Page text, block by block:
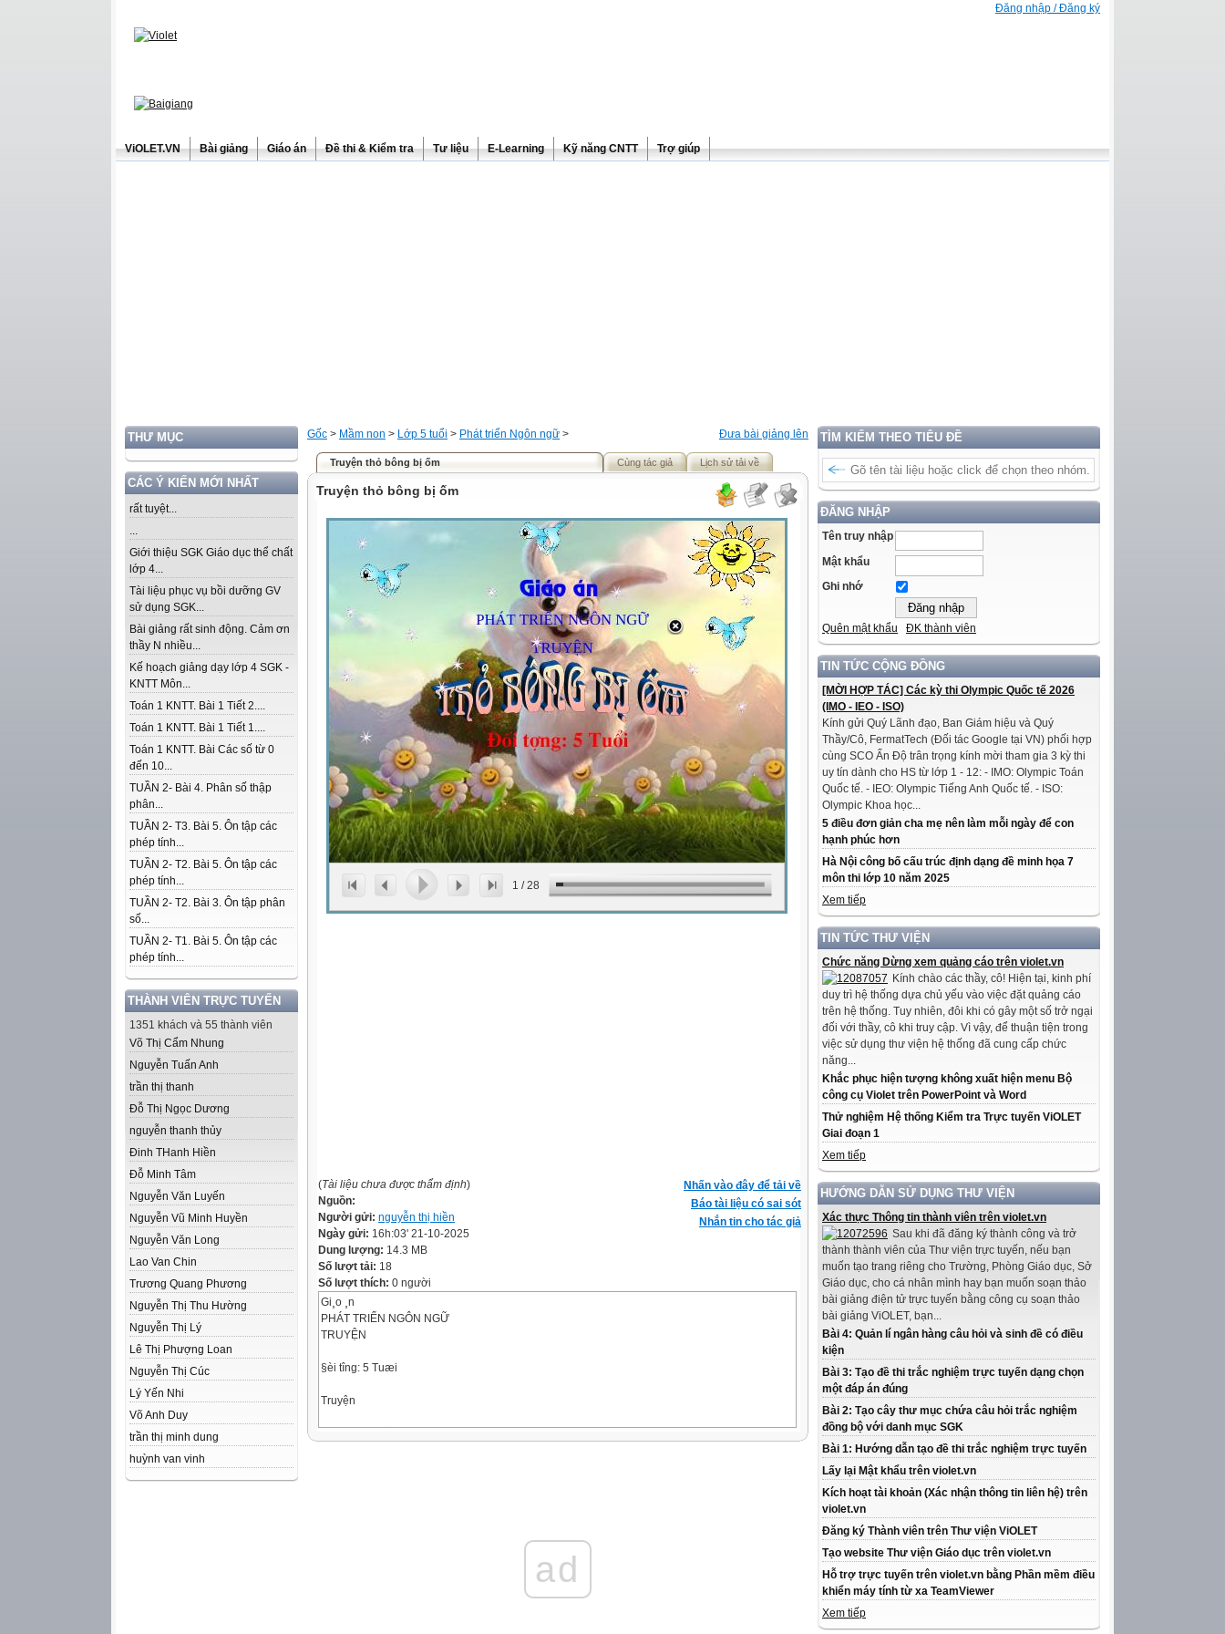
Đăng nhập / Đăng ký
ViOLET.VN Bài giảng Giáo án Đề thi & Kiểm tra Tư liệu E-Learning Kỹ năng CNTT Trợ giúp
THƯ MỤC
CÁC Ý KIẾN MỚI NHẤT
rất tuyệt...
...
Giới thiệu SGK Giáo dục thể chất
lớp 4...
Tài liệu phục vụ bồi dưỡng GV
sử dụng SGK...
Bài giảng rất sinh động. Cảm ơn
thầy N nhiều...
Kế hoạch giảng dạy lớp 4 SGK -
KNTT Môn...
Toán 1 KNTT. Bài 1 Tiết 2....
Toán 1 KNTT. Bài 1 Tiết 1....
Toán 1 KNTT. Bài Các số từ 0
đến 10...
TUẦN 2- Bài 4. Phân số thập
phân...
TUẦN 2- T3. Bài 5. Ôn tập các
phép tính...
TUẦN 2- T2. Bài 5. Ôn tập các
phép tính...
TUẦN 2- T2. Bài 3. Ôn tập phân
số...
TUẦN 2- T1. Bài 5. Ôn tập các
phép tính...
THÀNH VIÊN TRỰC TUYẾN
1351 khách và 55 thành viên
Võ Thị Cẩm Nhung
Nguyễn Tuấn Anh
trần thị thanh
Đỗ Thị Ngọc Dương
nguyễn thanh thủy
Đinh THanh Hiền
Đỗ Minh Tâm
Nguyễn Văn Luyến
Nguyễn Vũ Minh Huyền
Nguyễn Văn Long
Lao Van Chin
Trương Quang Phương
Nguyễn Thị Thu Hường
Nguyễn Thị Lý
Lê Thị Phượng Loan
Nguyễn Thị Cúc
Lý Yến Nhi
Võ Anh Duy
trần thị minh dung
huỳnh van vinh
TÌM KIẾM THEO TIÊU ĐỀ
ĐĂNG NHẬP
Tên truy nhập
Mật khẩu
Ghi nhớ
Quên mật khẩu ĐK thành viên
TIN TỨC CỘNG ĐỒNG
[MỜI HỢP TÁC] Các kỳ thi Olympic Quốc tế 2026
(IMO - IEO - ISO)
Kính gửi Quý Lãnh đạo, Ban Giám hiệu và Quý
Thầy/Cô, FermatTech (Đối tác Google tại VN) phối hợp
cùng SCO Ấn Độ trân trọng kính mời tham gia 3 kỳ thi
uy tín dành cho HS từ lớp 1 - 12: - IMO: Olympic Toán
Quốc tế. - IEO: Olympic Tiếng Anh Quốc tế. - ISO:
Olympic Khoa học...
5 điều đơn giản cha mẹ nên làm mỗi ngày để con
hạnh phúc hơn
Hà Nội công bố cấu trúc định dạng đề minh họa 7
môn thi lớp 10 năm 2025
Xem tiếp
TIN TỨC THƯ VIỆN
Chức năng Dừng xem quảng cáo trên violet.vn
Kính chào các thầy, cô! Hiện tại, kinh phí
duy trì hệ thống dựa chủ yếu vào việc đặt quảng cáo
trên hệ thống. Tuy nhiên, đôi khi có gây một số trở ngại
đối với thầy, cô khi truy cập. Vì vậy, để thuận tiện trong
việc sử dụng thư viện hệ thống đã cung cấp chức
năng...
Khắc phục hiện tượng không xuất hiện menu Bộ
công cụ Violet trên PowerPoint và Word
Thử nghiệm Hệ thống Kiểm tra Trực tuyến ViOLET
Giai đoạn 1
Xem tiếp
HƯỚNG DẪN SỬ DỤNG THƯ VIỆN
Xác thực Thông tin thành viên trên violet.vn
Sau khi đã đăng ký thành công và trở
thành thành viên của Thư viện trực tuyến, nếu bạn
muốn tạo trang riêng cho Trường, Phòng Giáo dục, Sở
Giáo dục, cho cá nhân mình hay bạn muốn soạn thảo
bài giảng điện tử trực tuyến bằng công cụ soạn thảo
bài giảng ViOLET, bạn...
Bài 4: Quản lí ngân hàng câu hỏi và sinh đề có điều
kiện
Bài 3: Tạo đề thi trắc nghiệm trực tuyến dạng chọn
một đáp án đúng
Bài 2: Tạo cây thư mục chứa câu hỏi trắc nghiệm
đồng bộ với danh mục SGK
Bài 1: Hướng dẫn tạo đề thi trắc nghiệm trực tuyến
Lấy lại Mật khẩu trên violet.vn
Kích hoạt tài khoản (Xác nhận thông tin liên hệ) trên
violet.vn
Đăng ký Thành viên trên Thư viện ViOLET
Tạo website Thư viện Giáo dục trên violet.vn
Hỗ trợ trực tuyến trên violet.vn bằng Phần mềm điều
khiển máy tính từ xa TeamViewer
Xem tiếp
Đưa bài giảng lên
Gốc > Mầm non > Lớp 5 tuổi > Phát triển Ngôn ngữ >
Truyện thỏ bông bị ốm Cùng tác giả Lịch sử tải về
Truyện thỏ bông bị ốm
1 /28
Nhấn vào đây để tải về
Báo tài liệu có sai sót
Nhắn tin cho tác giả
(Tài liệu chưa được thẩm định)
Nguồn:
Người gửi: nguyễn thị hiền
Ngày gửi: 16h:03' 21-10-2025
Dung lượng: 14.3 MB
Số lượt tải: 18
Số lượt thích: 0 người
Gi¸o ¸n
PHÁT TRIỂN NGÔN NGỮ
TRUYỆN
§èi t­îng: 5 Tuæi
Truyện
ad